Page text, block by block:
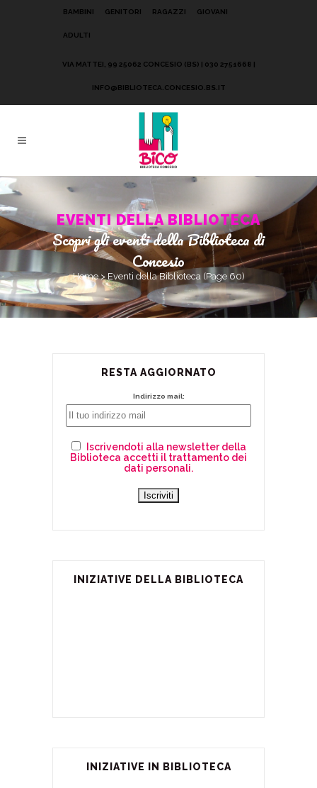
BAMBINI GENITORI RAGAZZI GIOVANI
ADULTI
VIA MATTEI, 99 25062 CONCESIO (BS) | 030 2751668 |
INFO@BIBLIOTECA.CONCESIO.BS.IT
EVENTI DELLA BIBLIOTECA
Scopri gli eventi della Biblioteca di
Concesio
Home> Eventi della Biblioteca(Page 60)
RESTA AGGIORNATO
Indirizzo mail:
Iscrivendoti alla newsletter della
Biblioteca accetti il trattamento dei
dati personali.
INIZIATIVE DELLA BIBLIOTECA
INIZIATIVE IN BIBLIOTECA